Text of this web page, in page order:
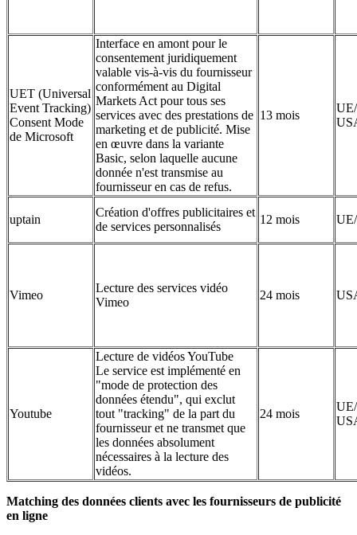
UET (Universal
Event Tracking)
Consent Mode
de Microsoft
Interface en amont pour le
consentement juridiquement
valable vis-à-vis du fournisseur
conformément au Digital
Markets Act pour tous ses
services avec des prestations de
marketing et de publicité. Mise
en œuvre dans la variante
Basic, selon laquelle aucune
donnée n'est transmise au
fournisseur en cas de refus.
13 mois
uptain
Création d'offres publicitaires et
de services personnalisés
12 mois
Vimeo
Lecture des services vidéo
Vimeo
24 mois
Youtube
Lecture de vidéos YouTube
Le service est implémenté en
"mode de protection des
données étendu", qui exclut
tout "tracking" de la part du
fournisseur et ne transmet que
les données absolument
nécessaires à la lecture des
vidéos.
24 mois
Matching des données clients avec les fournisseurs de publicité
en ligne